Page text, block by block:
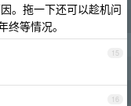
。拖一下还可以趁机问
等情况。
15
16